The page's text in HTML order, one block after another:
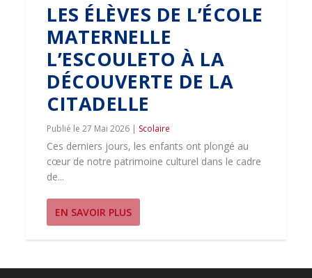
LES ÉLÈVES DE L’ÉCOLE
MATERNELLE
L’ESCOULETO À LA
DÉCOUVERTE DE LA
CITADELLE
27 Mai 2026 | Scolaire
Ces derniers jours, les enfants ont plongé au
cœur de notre patrimoine culturel dans le cadre
de...
EN SAVOIR PLUS